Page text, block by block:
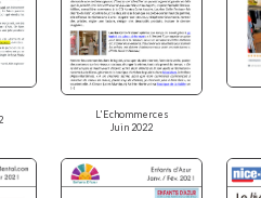
L'Echommerces
Juin 2022